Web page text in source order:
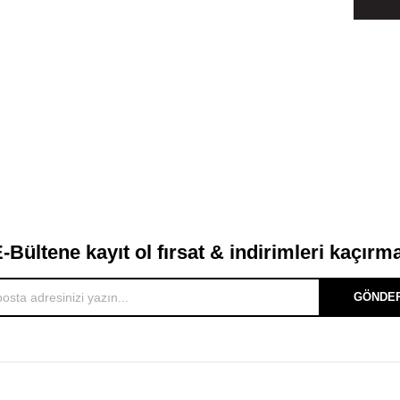
Bültene kayıt ol fırsat & indirimleri